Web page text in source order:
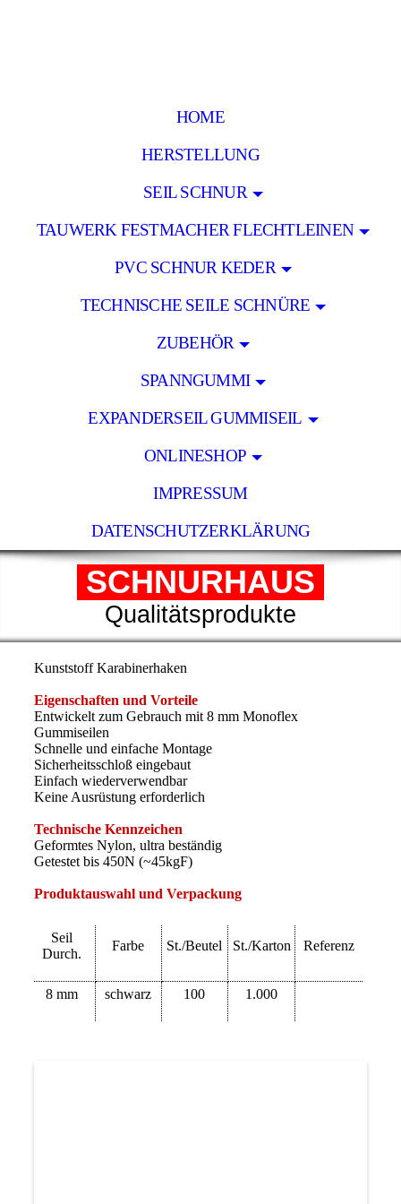
HOME
HERSTELLUNG
SEIL SCHNUR
TAUWERK FESTMACHER FLECHTLEINEN
PVC SCHNUR KEDER
TECHNISCHE SEILE SCHNÜRE
ZUBEHÖR
SPANNGUMMI
EXPANDERSEIL GUMMISEIL
ONLINESHOP
IMPRESSUM
DATENSCHUTZERKLÄRUNG
SCHNURHAUS
Qualitätsprodukte
Kunststoff Karabinerhaken
Eigenschaften und Vorteile
Entwickelt zum Gebrauch mit 8 mm Monoflex
Gummiseilen
Schnelle und einfache Montage
Sicherheitsschloß eingebaut
Einfach wiederverwendbar
Keine Ausrüstung erforderlich
Technische Kennzeichen
Geformtes Nylon, ultra beständig
Getestet bis 450N (~45kgF)
Produktauswahl und Verpackung
Seil
Durch.
Farbe St./Beutel St./Karton Referenz
8 mm schwarz 100 1.000